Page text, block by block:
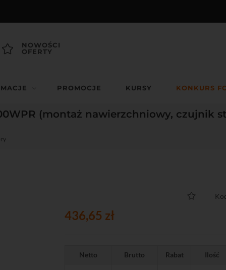
NOWOŚCI
OFERTY
PROMOCJE KURSY KONKURS
(montaż nawierzchniowy, czujnik
436,65 zł
Netto Brutto Rabat Ilość